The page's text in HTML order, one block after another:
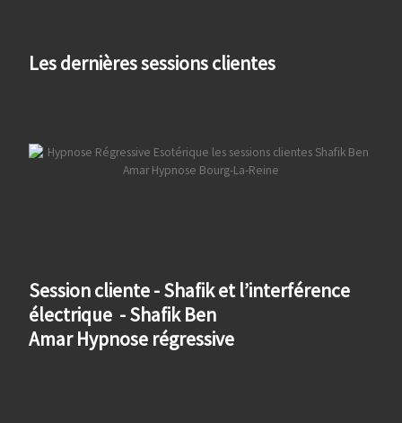
Les dernières sessions clientes
Session cliente - Shafik et l’interférence
électrique - Shafik Ben
Amar Hypnose régressive